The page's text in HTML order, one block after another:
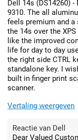
Dell 14s (DS14260)
9310. The all
feels premium and
the 14s over the
like the improved
life for day to day
the right side CTRL
standalone key. I
built in finger print
scanner.
Vertaling weergeven
Reactie van Dell
Dear Valued